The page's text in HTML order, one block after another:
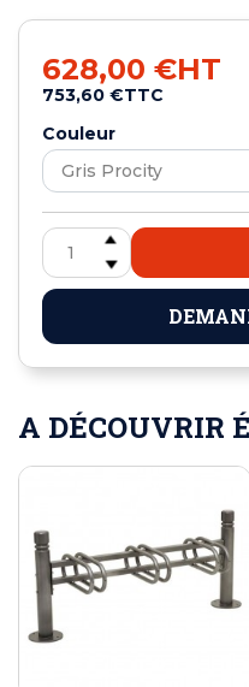
628,00 €HT
753,60 €TTC
Couleur
A DÉCOUVRIR